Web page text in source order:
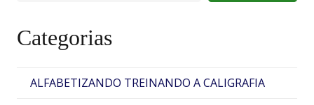
Categorias
ALFABETIZANDO TREINANDO A CALIGRAFIA